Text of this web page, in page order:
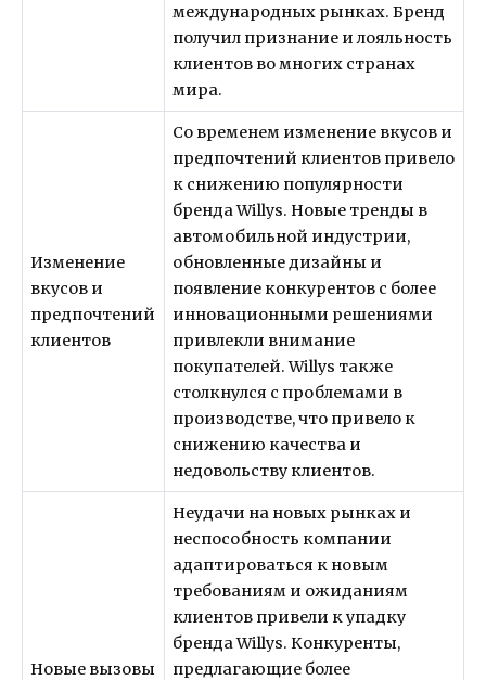
международных рынках. Бренд
получил признание и лояльность
клиентов во многих странах
мира.
Изменение
вкусов и
предпочтений
клиентов
Со временем изменение вкусов и
предпочтений клиентов привело
к снижению популярности
бренда Willys. Новые тренды в
автомобильной индустрии,
обновленные дизайны и
появление конкурентов с более
инновационными решениями
привлекли внимание
покупателей. Willys также
столкнулся с проблемами в
производстве, что привело к
снижению качества и
недовольству клиентов.
Новые вызовы
Неудачи на новых рынках и
неспособность компании
адаптироваться к новым
требованиям и ожиданиям
клиентов привели к упадку
бренда Willys. Конкуренты,
предлагающие более